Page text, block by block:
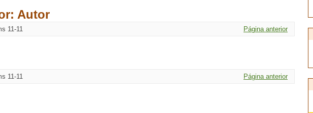
Autor
11-11 Página anterior
11-11 Página anterior